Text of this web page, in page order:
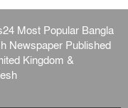
৭ আগস্ট, ২০২৬
উচ্চপদস্থ কর্মকর্তা
Most Popular Bangla
Newspaper Published
Kingdom &